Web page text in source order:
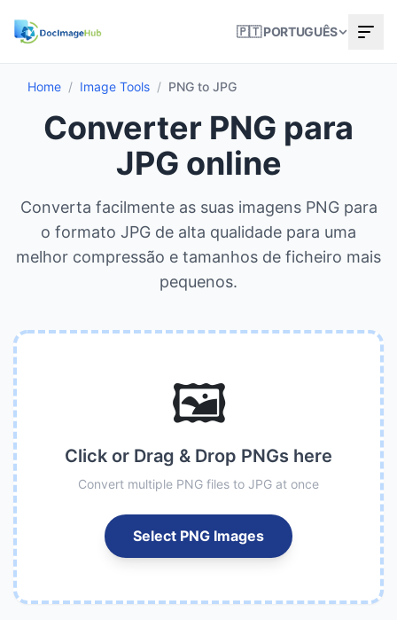
🇵🇹 PORTUGUÊS
Home / Image Tools / PNG to JPG
Converter PNG para
JPG online
Converta facilmente as suas imagens PNG para
o formato JPG de alta qualidade para uma
melhor compressão e tamanhos de ficheiro mais
pequenos.
🖼️
Click or Drag & Drop PNGs here
Convert multiple PNG files to JPG at once
Select PNG Images